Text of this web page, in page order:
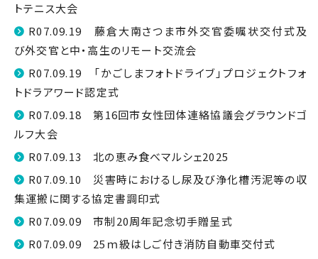
トテニス大会
R07.09.19 藤倉大南さつま市外交官委嘱状交付式及
び外交官と中・高生のリモート交流会
R07.09.19 「かごしまフォトドライブ」プロジェクトフォ
トドラアワード認定式
R07.09.18 第16回市女性団体連絡協議会グラウンドゴ
ルフ大会
R07.09.13 北の恵み食べマルシェ2025
R07.09.10 災害時におけるし尿及び浄化槽汚泥等の収
集運搬に関する協定書調印式
R07.09.09 市制20周年記念切手贈呈式
R07.09.09 25ｍ級はしご付き消防自動車交付式